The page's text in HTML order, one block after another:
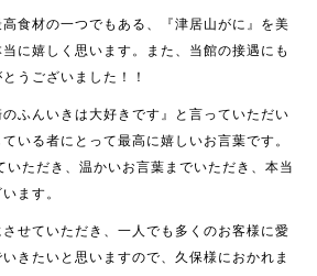
食材の一つでもある、『津居山がに』を美
に嬉しく思います。また、当館の接遇にも
うございました！！
ふんいきは大好きです』と言っていただい
いる者にとって最高に嬉しいお言葉です。
いただき、温かいお言葉までいただき、本当
ます。
せていただき、一人でも多くのお客様に愛
きたいと思いますので、久保様におかれま